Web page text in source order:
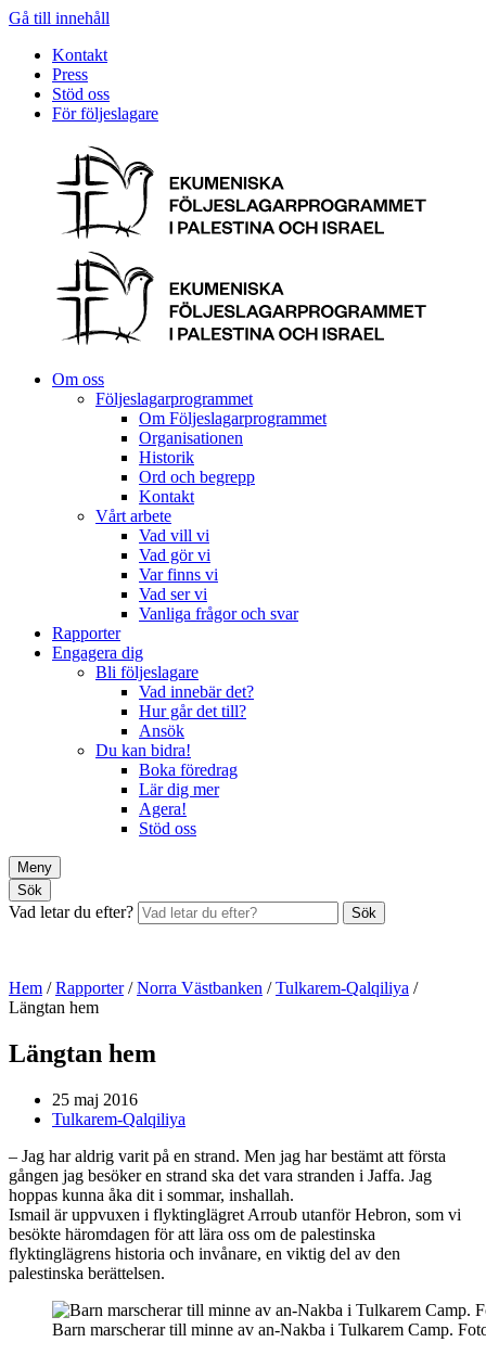
Gå till innehåll
Kontakt
Press
Stöd oss
För följeslagare
Om oss
Följeslagarprogrammet
Om Följeslagarprogrammet
Organisationen
Historik
Ord och begrepp
Kontakt
Vårt arbete
Vad vill vi
Vad gör vi
Var finns vi
Vad ser vi
Vanliga frågor och svar
Rapporter
Engagera dig
Bli följeslagare
Vad innebär det?
Hur går det till?
Ansök
Du kan bidra!
Boka föredrag
Lär dig mer
Agera!
Stöd oss
Meny
Sök
Vad letar du efter? Sök
Hem /Rapporter/Norra Västbanken /Tulkarem-Qalqiliya /
Längtan hem
Längtan hem
25 maj 2016
Tulkarem-Qalqiliya
– Jag har aldrig varit på en strand. Men jag har bestämt att första
gången jag besöker en strand ska det vara stranden i Jaffa. Jag
hoppas kunna åka dit i sommar, inshallah.
Ismail är uppvuxen i flyktinglägret Arroub utanför Hebron, som vi
besökte häromdagen för att lära oss om de palestinska
flyktinglägrens historia och invånare, en viktig del av den
palestinska berättelsen.
Barn marscherar till minne av an-Nakba i Tulkarem Camp.